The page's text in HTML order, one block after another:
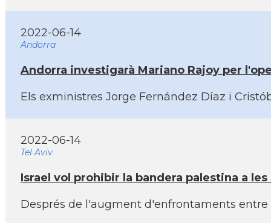
2022-06-14
Andorra
Andorra investigarà Mariano Rajoy per
Els exministres Jorge Fernández Dí­az i
2022-06-14
Tel Aviv
Israel vol prohibir la bandera palestina a
Després de l'augment d'enfrontaments